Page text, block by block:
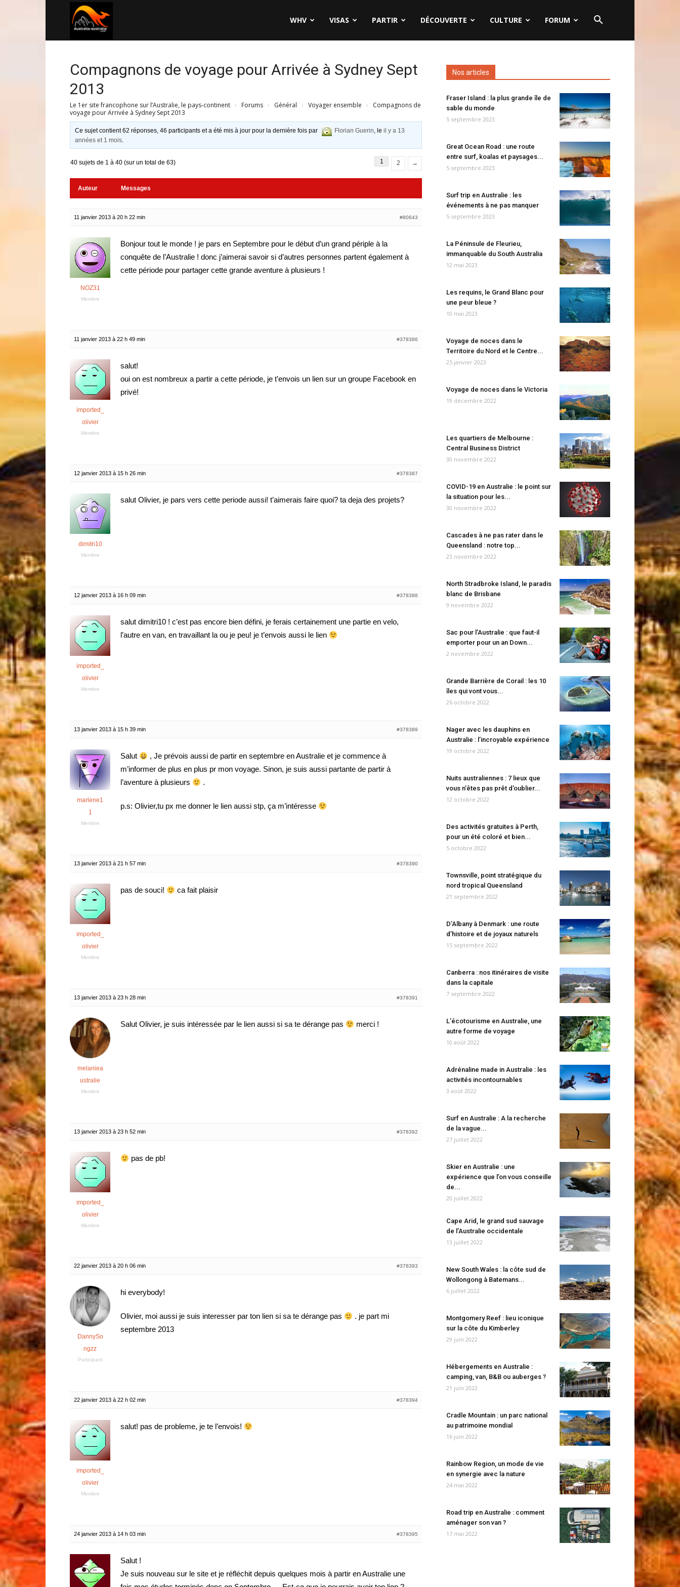
WHV VISAS PARTIR DÉCOUVERTE CULTURE FORUM
Compagnons de voyage pour Arrivée à Sydney Sept
2013
Le 1er site francophone sur l’Australie, le pays-continent › Forums › Général › Voyager ensemble ›
Compagnons de
voyage pour Arrivée à Sydney Sept 2013
Ce sujet contient 62 réponses, 46 participants et a été mis à jour pour la dernière fois par Florian Guerin, leil y a 13
années et 1 mois.
40 sujets de 1 à 40 (sur un total de 63) 1 2 →
Auteur Messages
11 janvier 2013 à 20 h 22 min #80643
NOZ31
Membre
Bonjour tout le monde ! je pars en Septembre pour le début d’un grand périple à la
conquête de l’Australie ! donc j’aimerai savoir si d’autres personnes partent également à
cette période pour partager cette grande aventure à plusieurs !
11 janvier 2013 à 22 h 49 min #378386
imported_
olivier
Membre
salut!
oui on est nombreux a partir a cette période, je t’envois un lien sur un groupe Facebook en
privé!
12 janvier 2013 à 15 h 26 min #378387
dimitri10
Membre
salut Olivier, je pars vers cette periode aussi! t’aimerais faire quoi? ta deja des projets?
12 janvier 2013 à 16 h 09 min #378388
imported_
olivier
Membre
salut dimitri10 ! c’est pas encore bien défini, je ferais certainement une partie en velo,
l’autre en van, en travaillant la ou je peu! je t’envois aussi le lien
13 janvier 2013 à 15 h 39 min #378389
marlene1
1
Membre
Salut
, Je prévois aussi de partir en septembre en Australie et je commence à
m’informer de plus en plus pr mon voyage. Sinon, je suis aussi partante de partir à
l’aventure à plusieurs
.
p.s: Olivier,tu px me donner le lien aussi stp, ça m’intéresse
13 janvier 2013 à 21 h 57 min #378390
imported_
olivier
Membre
pas de souci! ca fait plaisir
13 janvier 2013 à 23 h 28 min #378391
melaniea
ustralie
Membre
Salut Olivier, je suis intéressée par le lien aussi si sa te dérange pas merci !
13 janvier 2013 à 23 h 52 min #378392
imported_
olivier
Membre
pas de pb!
22 janvier 2013 à 20 h 06 min #378393
DannySo
ngzz
Participant
hi everybody!
Olivier, moi aussi je suis interesser par ton lien si sa te dérange pas
. je part mi
septembre 2013
22 janvier 2013 à 22 h 02 min #378394
imported_
olivier
Membre
salut! pas de probleme, je te l’envois!
24 janvier 2013 à 14 h 03 min #378395
Salut !
Je suis nouveau sur le site et je réfléchit depuis quelques mois à partir en Australie une
Nos articles
Fraser Island : la plus grande île de
sable du monde
5 septembre 2023
Great Ocean Road : une route
entre surf, koalas et paysages...
5 septembre 2023
Surf trip en Australie : les
événements à ne pas manquer
5 septembre 2023
La Péninsule de Fleurieu,
immanquable du South Australia
12 mai 2023
Les requins, le Grand Blanc pour
une peur bleue ?
10 mai 2023
Voyage de noces dans le
Territoire du Nord et le Centre...
25 janvier 2023
Voyage de noces dans le Victoria
19 décembre 2022
Les quartiers de Melbourne :
Central Business District
30 novembre 2022
COVID-19 en Australie : le point sur
la situation pour les...
30 novembre 2022
Cascades à ne pas rater dans le
Queensland : notre top...
23 novembre 2022
North Stradbroke Island, le paradis
blanc de Brisbane
9 novembre 2022
Sac pour l’Australie : que faut-il
emporter pour un an Down...
2 novembre 2022
Grande Barrière de Corail : les 10
îles qui vont vous...
26 octobre 2022
Nager avec les dauphins en
Australie : l’incroyable expérience
19 octobre 2022
Nuits australiennes : 7 lieux que
vous n’êtes pas prêt d’oublier...
12 octobre 2022
Des activités gratuites à Perth,
pour un été coloré et bien...
5 octobre 2022
Townsville, point stratégique du
nord tropical Queensland
21 septembre 2022
D’Albany à Denmark : une route
d’histoire et de joyaux naturels
15 septembre 2022
Canberra : nos itinéraires de visite
dans la capitale
7 septembre 2022
L’écotourisme en Australie, une
autre forme de voyage
10 août 2022
Adrénaline made in Australie : les
activités incontournables
3 août 2022
Surf en Australie : A la recherche
de la vague...
27 juillet 2022
Skier en Australie : une
expérience que l’on vous conseille
de...
20 juillet 2022
Cape Arid, le grand sud sauvage
de l’Australie occidentale
13 juillet 2022
New South Wales : la côte sud de
Wollongong à Batemans...
6 juillet 2022
Montgomery Reef : lieu iconique
sur la côte du Kimberley
29 juin 2022
Hébergements en Australie :
camping, van, B&B ou auberges ?
21 juin 2022
Cradle Mountain : un parc national
au patrimoine mondial
16 juin 2022
Rainbow Region, un mode de vie
en synergie avec la nature
24 mai 2022
Road trip en Australie : comment
aménager son van ?
17 mai 2022